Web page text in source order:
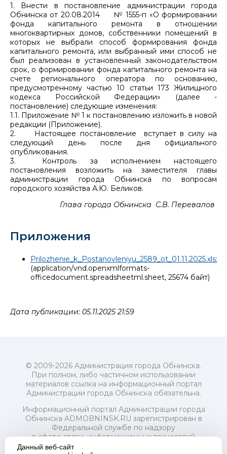
1. Внести в постановление администрации города
Обнинска от 20.08.2014 № 1555-п «О формировании
фонда капитального ремонта в отношении
многоквартирных домов, собственники помещений в
которых не выбрали способ формирования фонда
капитального ремонта, или выбранный ими способ не
был реализован в установленный законодательством
срок, о формировании фонда капитального ремонта на
счете регионального оператора по основанию,
предусмотренному частью 10 статьи 173 Жилищного
кодекса Российской Федерации» (далее -
постановление) следующие изменения:
1.1. Приложение № 1 к постановлению изложить в новой
редакции (Приложение).
2. Настоящее постановление вступает в силу на
следующий день после дня официального
опубликования.
3. Контроль за исполнением настоящего
постановления возложить на заместителя главы
администрации города Обнинска по вопросам
городского хозяйства А.Ю. Беликов.
Глава города Обнинска С.В. Перевалов
Приложения
Prilozhenie_k_Postanovleniyu_2589_ot_01.11.2025.xlsx
(application/vnd.openxmlformats-
officedocument.spreadsheetml.sheet, 25674 байт)
Дата публикации: 05.11.2025 21:59
© 2009-2026 Администрация города Обнинска.
При полном, либо частичном использовании
материалов ссылка на информационный портал
Администрации города Обнинска обязательна.
Информационный портал Администрации города
Обнинска ADMOBNINSK.RU зарегистрирован в
Федеральной службе по надзору
в сфере связи, информационных технологий
и массовых коммуникаций (Роскомнадзор) 24 июля
Данный веб-сайт